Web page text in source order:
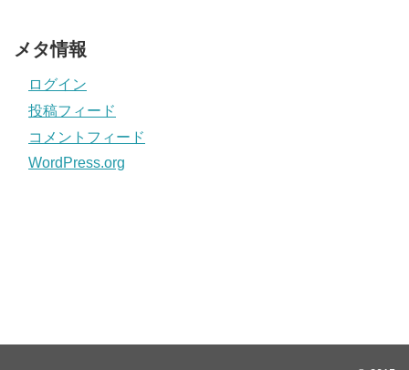
メタ情報
ログイン
投稿フィード
コメントフィード
WordPress.org